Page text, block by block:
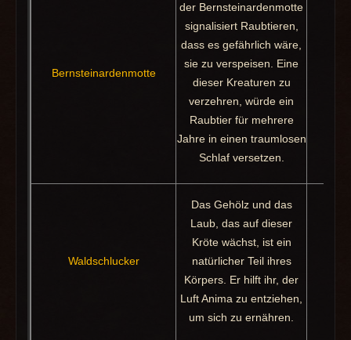
Bernsteinardenmotte
der Bernsteinardenmotte
signalisiert Raubtieren,
dass es gefährlich wäre,
sie zu verspeisen. Eine
dieser Kreaturen zu
verzehren, würde ein
Raubtier für mehrere
Jahre in einen traumlosen
Schlaf versetzen.
Waldschlucker
Das Gehölz und das
Laub, das auf dieser
Kröte wächst, ist ein
natürlicher Teil ihres
Körpers. Er hilft ihr, der
Luft Anima zu entziehen,
um sich zu ernähren.